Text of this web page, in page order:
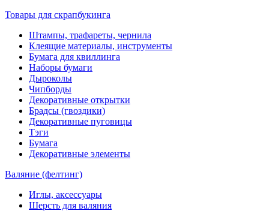
Товары для скрапбукинга
Штампы, трафареты, чернила
Клеящие материалы, инструменты
Бумага для квиллинга
Наборы бумаги
Дыроколы
Чипборды
Декоративные открытки
Брадсы (гвоздики)
Декоративные пуговицы
Тэги
Бумага
Декоративные элементы
Валяние (фелтинг)
Иглы, аксессуары
Шерсть для валяния